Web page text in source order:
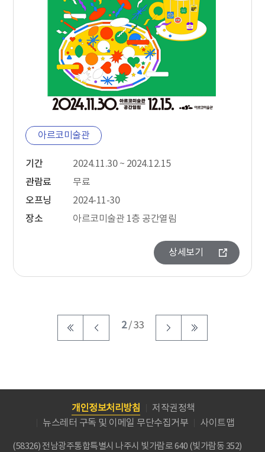
아르코미술관
기간
2024.11.30 ~ 2024.12.15
관람료
무료
오프닝
2024-11-30
장소
아르코미술관 1층 공간열림
상세보기
2/ 33
개인정보처리방침
저작권정책
뉴스레터 구독 및 이메일 무단수집거부
사이트맵
(58326) 전남광주통합특별시 나주시 빛가람로 640 (빛가람동 352)